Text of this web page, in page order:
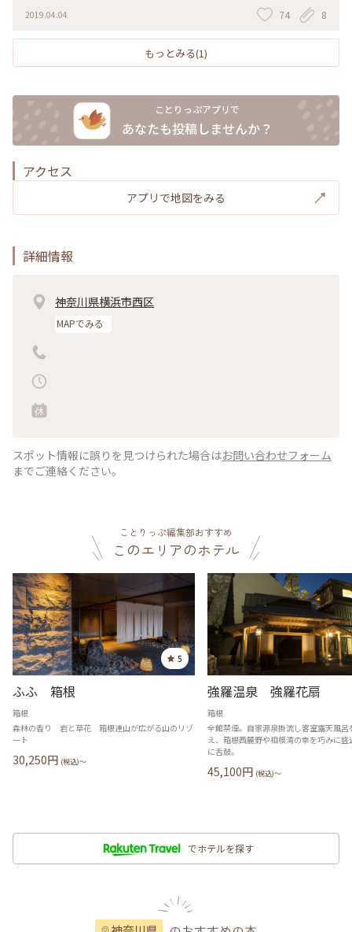
とも言えません😌濃厚😊 ビーカーから出しても、プリンが自立す
るほど、弾力が強いのにも驚きました😲 定番のカスタードプリン
の他に、今の季節限定のさくらプリンもあるようです🌸 いつか、
葉山の本店のカフェ・レストランでお食事を楽しめればいいな🍴
るようです。 キレイに洗ってお店に持ち込めば、プリン代200円
キャッシュバックしてもらえるようです。 #葉山町 #マーロウ
2019.04.04 74 8
もっとみる(1)
ことりっぷアプリで
あなたも投稿しませんか？
アクセス
アプリで地図をみる
詳細情報
神奈川県横浜市西区
MAPでみる
スポット情報に誤りを見つけられた場合はお問い合わせフォーム
までご連絡ください。
ことりっぷ編集部おすすめ
このエリアのホテル
5
ふふ 箱根
箱根
森林の香り 岩と草花 箱根連山が広がる山のリゾ
ート
30,250円 (税込)〜
強羅温泉 強羅花扇
箱根
全館禁煙。自家源泉掛流し客室露天風呂
え、箱根西麓野や相模湾の幸を巧みに盛
に舌鼓。
45,100円 (税込)〜
でホテルを探す